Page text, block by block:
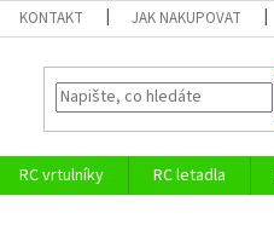
KONTAKT JAK NAKUPOVAT
RC vrtulníky RC letadla